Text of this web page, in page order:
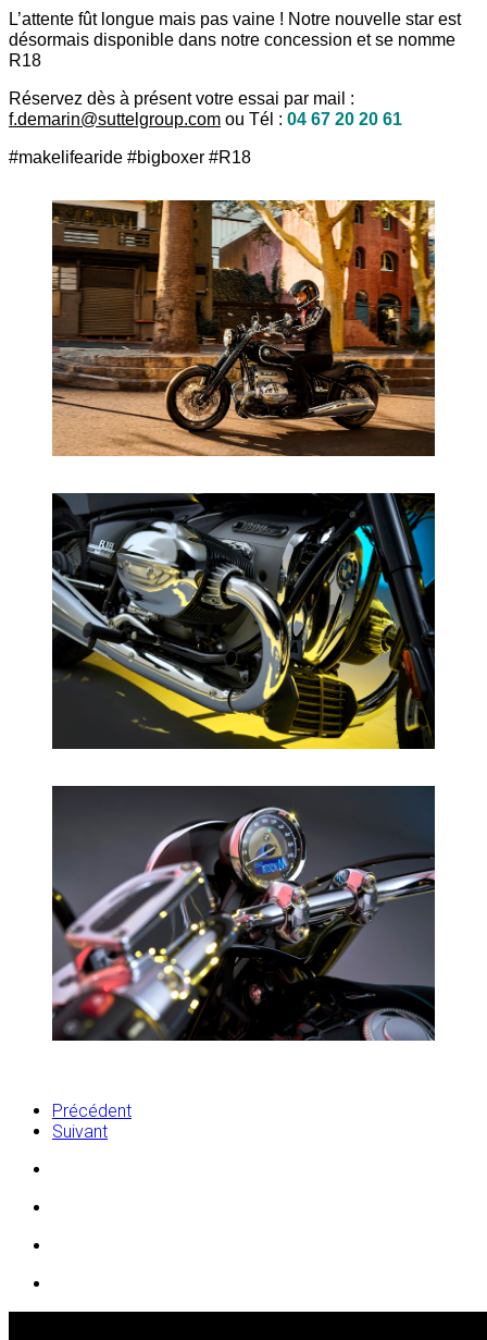
L’attente fût longue mais pas vaine ! Notre nouvelle star est
désormais disponible dans notre concession et se nomme
R18
Réservez dès à présent votre essai par mail :
f.demarin@suttelgroup.com ou Tél : 04 67 20 20 61
#makelifearide #bigboxer #R18
Précédent
Suivant